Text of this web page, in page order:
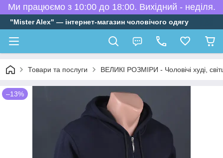
Ми працюємо з 10:00 до 18:00. Вихідний - неділя.
"Mister Alex" — інтернет-магазин чоловічого одягу
Товари та послуги ВЕЛИКІ РОЗМІРИ - Чоловічі худі,
–13%